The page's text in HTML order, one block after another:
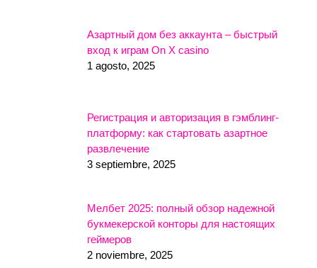
Азартный дом без аккаунта – быстрый
вход к играм On X casino
1 agosto, 2025
Регистрация и авторизация в гэмблинг-
платформу: как стартовать азартное
развлечение
3 septiembre, 2025
Мелбет 2025: полный обзор надежной
букмекерской конторы для настоящих
геймеров
2 noviembre, 2025